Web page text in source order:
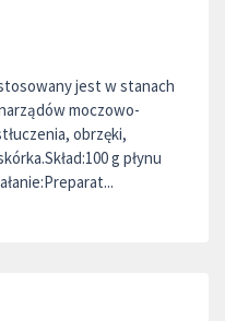
jest w stanach
moczowo-
obrzęki,
g płynu